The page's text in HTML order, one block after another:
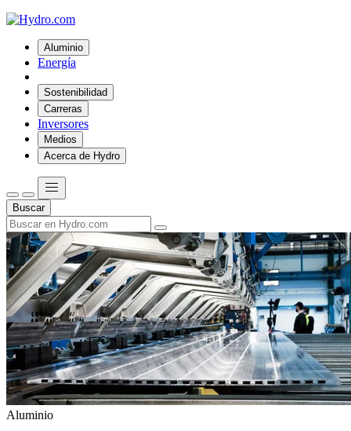
Aluminio
Energía
Sostenibilidad
Carreras
Inversores
Medios
Acerca de Hydro
Buscar
Aluminio